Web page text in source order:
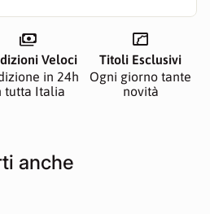
70 pagine, bianco e nero,
Italiana e inglese.
Tora Edizioni.àààà2021 Tutti i
payments
Veloci
in 24h
tutta Italia
manga
Titoli Esclusivi
Ogni giorno tante
novità
anche